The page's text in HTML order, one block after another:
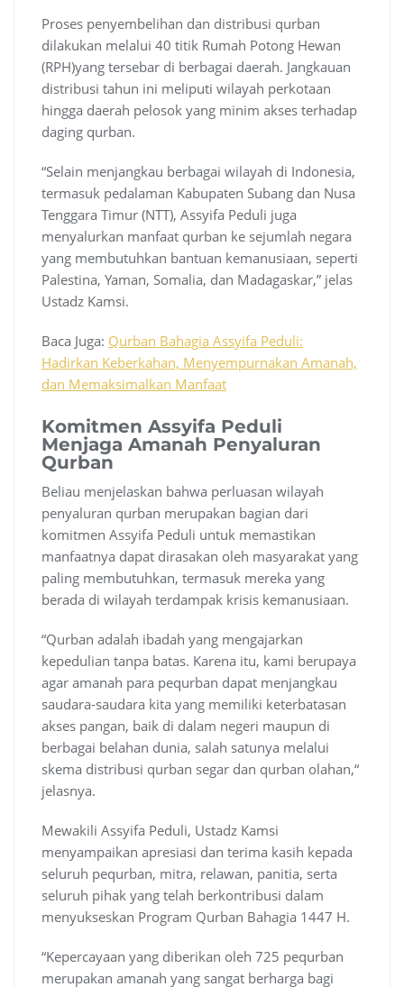
Proses penyembelihan dan distribusi qurban
dilakukan melalui 40 titik Rumah Potong Hewan
(RPH)yang tersebar di berbagai daerah. Jangkauan
distribusi tahun ini meliputi wilayah perkotaan
hingga daerah pelosok yang minim akses terhadap
daging qurban.
“Selain menjangkau berbagai wilayah di Indonesia,
termasuk pedalaman Kabupaten Subang dan Nusa
Tenggara Timur (NTT), Assyifa Peduli juga
menyalurkan manfaat qurban ke sejumlah negara
yang membutuhkan bantuan kemanusiaan, seperti
Palestina, Yaman, Somalia, dan Madagaskar,” jelas
Ustadz Kamsi.
Baca Juga: Qurban Bahagia Assyifa Peduli:
Hadirkan Keberkahan, Menyempurnakan Amanah,
dan Memaksimalkan Manfaat
Komitmen Assyifa Peduli
Menjaga Amanah Penyaluran
Qurban
Beliau menjelaskan bahwa perluasan wilayah
penyaluran qurban merupakan bagian dari
komitmen Assyifa Peduli untuk memastikan
manfaatnya dapat dirasakan oleh masyarakat yang
paling membutuhkan, termasuk mereka yang
berada di wilayah terdampak krisis kemanusiaan.
“Qurban adalah ibadah yang mengajarkan
kepedulian tanpa batas. Karena itu, kami berupaya
agar amanah para pequrban dapat menjangkau
saudara-saudara kita yang memiliki keterbatasan
akses pangan, baik di dalam negeri maupun di
berbagai belahan dunia, salah satunya melalui
skema distribusi qurban segar dan qurban olahan,“
jelasnya.
Mewakili Assyifa Peduli, Ustadz Kamsi
menyampaikan apresiasi dan terima kasih kepada
seluruh pequrban, mitra, relawan, panitia, serta
seluruh pihak yang telah berkontribusi dalam
menyukseskan Program Qurban Bahagia 1447 H.
“Kepercayaan yang diberikan oleh 725 pequrban
merupakan amanah yang sangat berharga bagi